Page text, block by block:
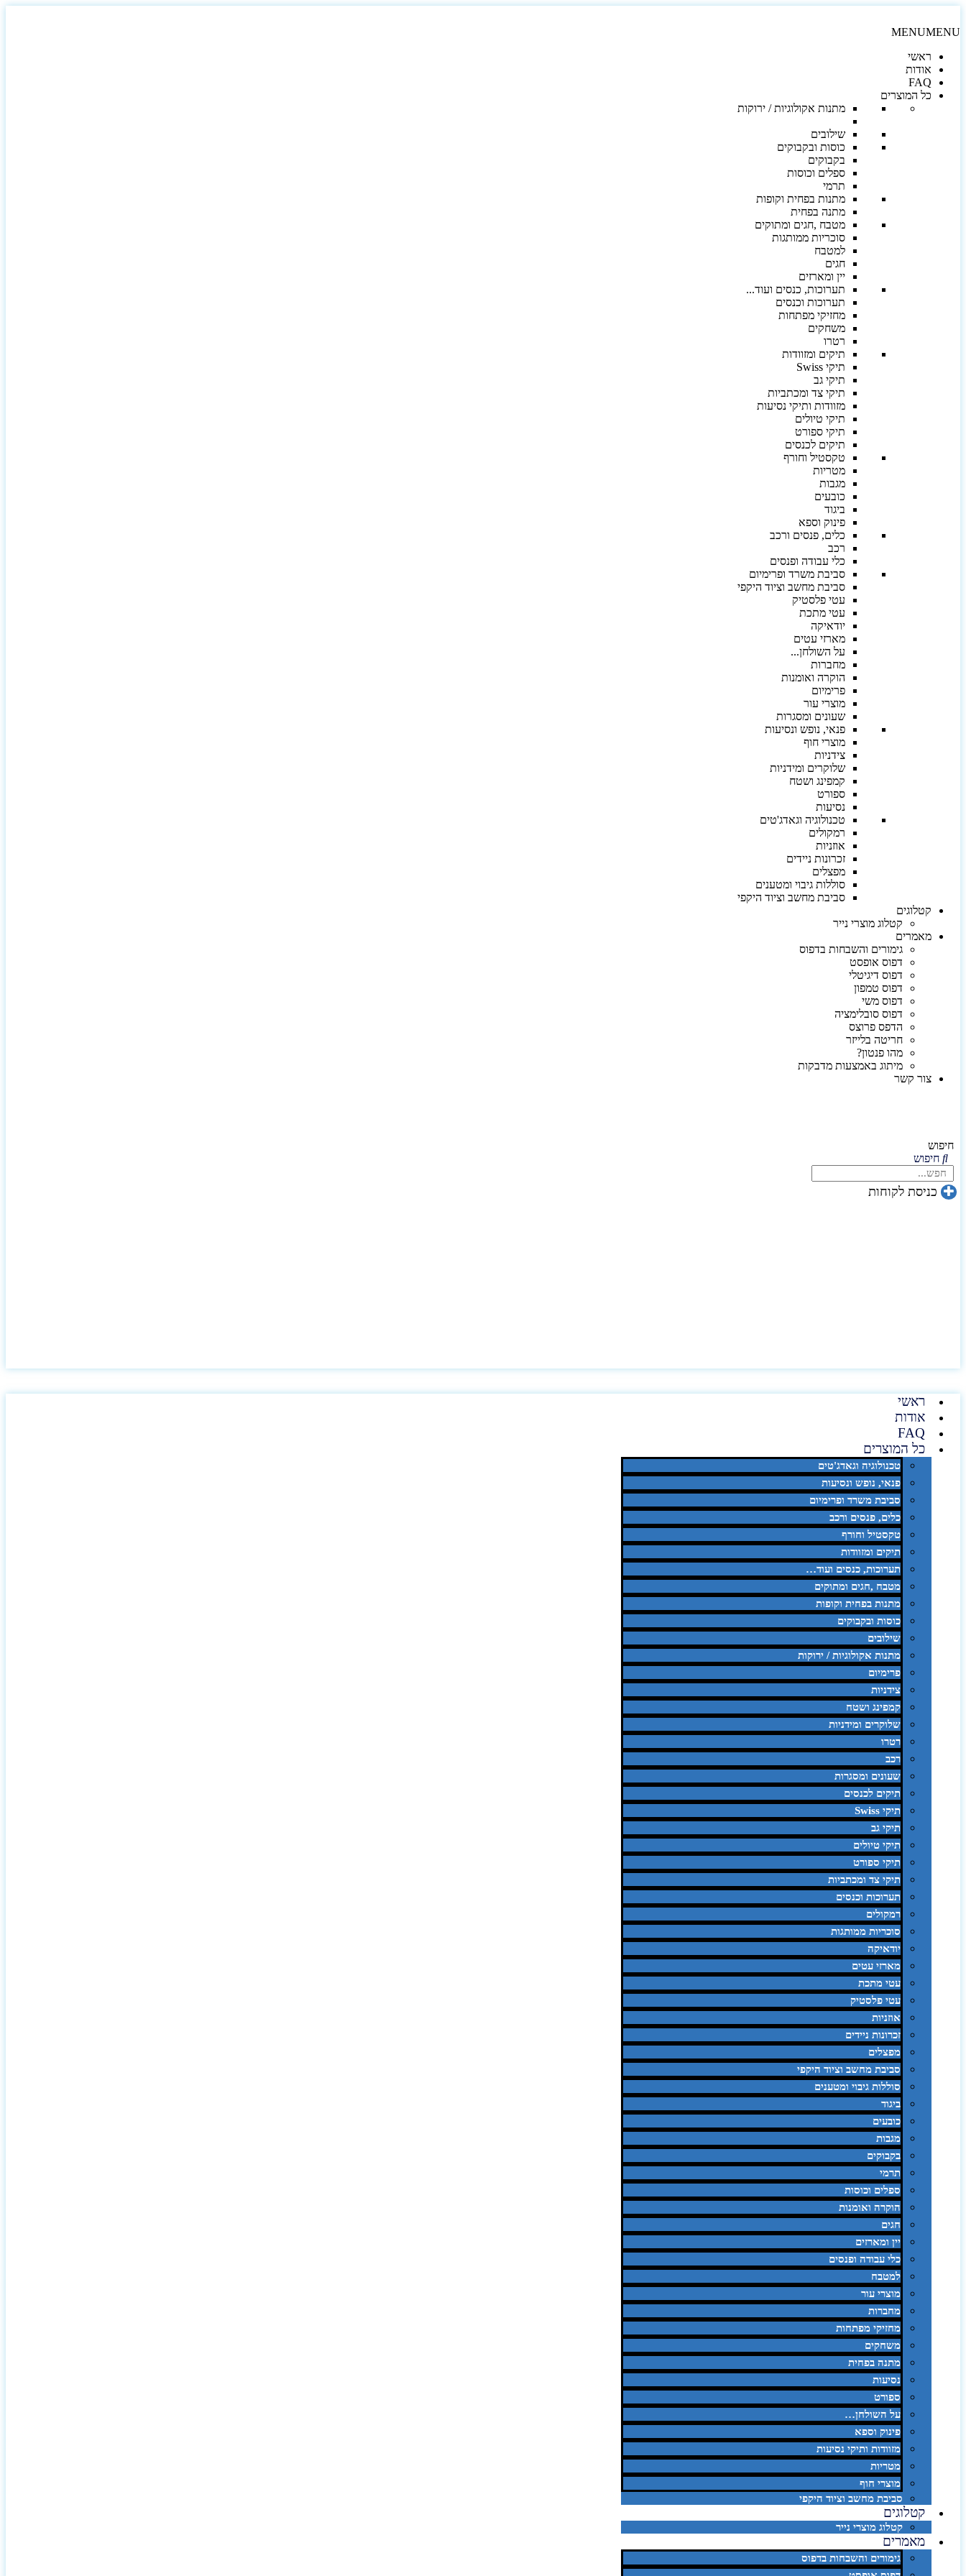
MENUMENU
ראשי
אודות
FAQ
כל המוצרים
מתנות אקולוגיות / ירוקות
שילובים
כוסות ובקבוקים
בקבוקים
ספלים וכוסות
תרמי
מתנות בפחית וקופות
מתנה בפחית
מטבח ,חגים ומתוקים
סוכריות ממותגות
למטבח
חגים
יין ומארזים
תערוכות, כנסים ועוד...
תערוכות וכנסים
מחזיקי מפתחות
משחקים
רטרו
תיקים ומזוודות
תיקי Swiss
תיקי גב
תיקי צד ומכתביות
מזוודות ותיקי נסיעות
תיקי טיולים
תיקי ספורט
תיקים לכנסים
טקסטיל וחורף
מטריות
מגבות
כובעים
ביגוד
פינוק וספא
כלים, פנסים ורכב
רכב
כלי עבודה ופנסים
סביבת משרד ופרימיום
סביבת מחשב וציוד היקפי
עטי פלסטיק
עטי מתכת
יודאיקה
מארזי עטים
על השולחן...
מחברות
הוקרה ואומנות
פרימיום
מוצרי עור
שעונים ומסגרות
פנאי, נופש ונסיעות
מוצרי חוף
צידניות
שלוקרים ומידניות
קמפינג ושטח
ספורט
נסיעות
טכנולוגיה וגאדג'טים
רמקולים
אוזניות
זכרונות ניידים
מפצלים
סוללות גיבוי ומטענים
סביבת מחשב וציוד היקפי
קטלוגים
קטלוג מוצרי נייר
מאמרים
גימורים והשבחות בדפוס
דפוס אופסט
דפוס דיגיטלי
דפוס טמפון
דפוס משי
דפוס סובלימציה
הדפס פרוצס
חריטה בלייזר
מהו פנטון?
מיתוג באמצעות מדבקות
צור קשר
חיפוש
חיפוש
כניסת לקוחות
ראשי
אודות
FAQ
כל המוצרים
טכנולוגיה וגאדג'טים
פנאי, נופש ונסיעות
סביבת משרד ופרימיום
כלים, פנסים ורכב
טקסטיל וחורף
תיקים ומזוודות
תערוכות, כנסים ועוד…
מטבח ,חגים ומתוקים
מתנות בפחית וקופות
כוסות ובקבוקים
שילובים
מתנות אקולוגיות / ירוקות
פרימיום
צידניות
קמפינג ושטח
שלוקרים ומידניות
רטרו
רכב
שעונים ומסגרות
תיקים לכנסים
תיקי Swiss
תיקי גב
תיקי טיולים
תיקי ספורט
תיקי צד ומכתביות
תערוכות וכנסים
רמקולים
סוכריות ממותגות
יודאיקה
מארזי עטים
עטי מתכת
עטי פלסטיק
אוזניות
זכרונות ניידים
מפצלים
סביבת מחשב וציוד היקפי
סוללות גיבוי ומטענים
ביגוד
כובעים
מגבות
בקבוקים
תרמי
ספלים וכוסות
הוקרה ואומנות
חגים
יין ומארזים
כלי עבודה ופנסים
למטבח
מוצרי עור
מחברות
מחזיקי מפתחות
משחקים
מתנה בפחית
נסיעות
ספורט
על השולחן…
פינוק וספא
מזוודות ותיקי נסיעות
מטריות
מוצרי חוף
סביבת מחשב וציוד היקפי
קטלוגים
קטלוג מוצרי נייר
מאמרים
גימורים והשבחות בדפוס